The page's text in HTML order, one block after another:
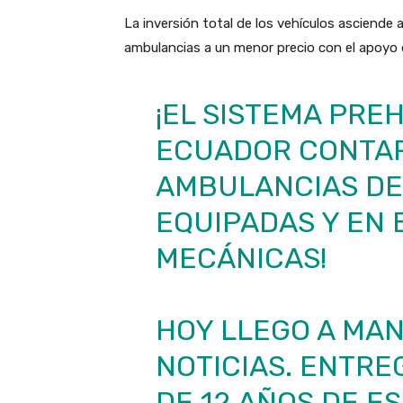
La inversión total de los vehículos asciende
ambulancias a un menor precio con el
¡EL SISTEMA
ECUADOR
AMBULANCIAS
EQUIPADAS Y EN
MECÁNICAS!
HOY LLEGO A
NOTICIAS.